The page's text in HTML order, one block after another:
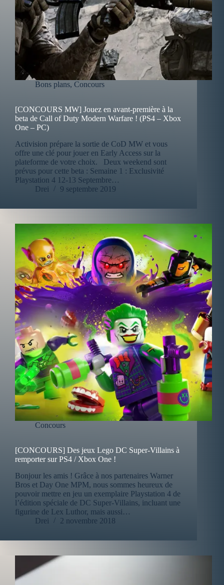
Bons plans, Concours
[CONCOURS MW] Jouez en avant-première à la
beta de Call of Duty Modern Warfare ! (PS4 – Xbox
One – PC)
Activision prépare la sortie de CoD MW et vous
offre une clé pour jouer en Early Access sur la
plateforme de votre choix. Deux weekend sont
prévus pour cette beta : Semaine 1 : Exclusivité
Playstation 4 12-13 Septembre…
Drei
9 septembre 2019
Concours
[CONCOURS] Des jeux Lego DC Super-Villains à
remporter sur PS4 / Xbox One !
Bonjour les amis ! Grâce à nos partenaires Warner
Bros et Day One MPM, nous sommes heureux de
pouvoir mettre en jeu un exemplaire Playstation 4 de
l’édition spéciale de DC Super-Villains, incluant une
figurine de Lex Luthor, mais aussi…
Drei
2 novembre 2018